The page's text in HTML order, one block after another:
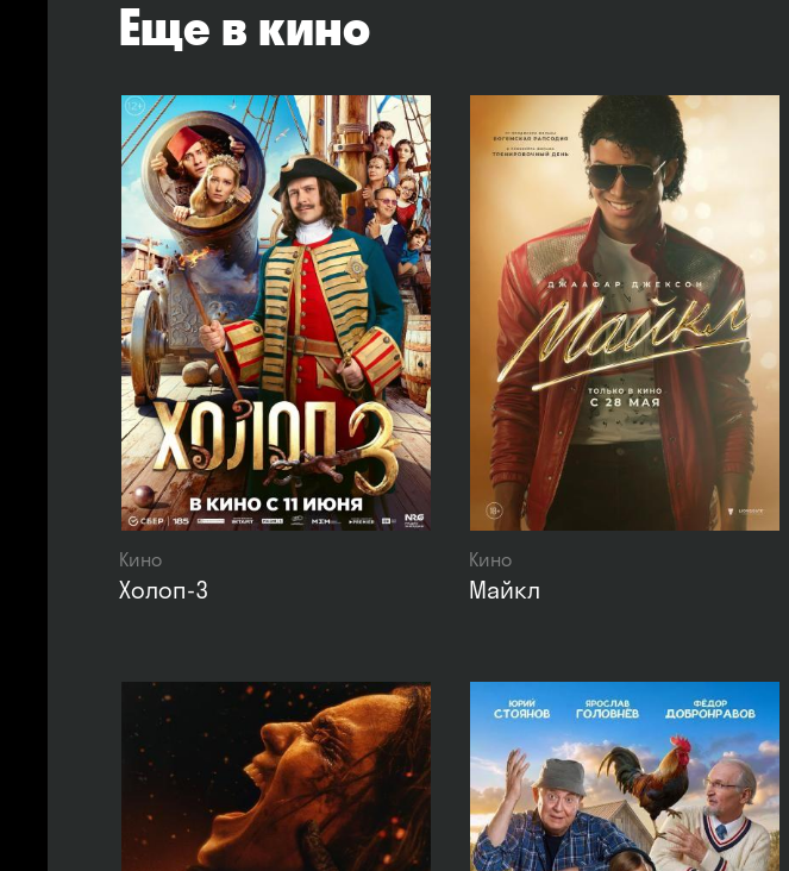
Еще в кино
Кино
Холоп-3
Кино
Майкл